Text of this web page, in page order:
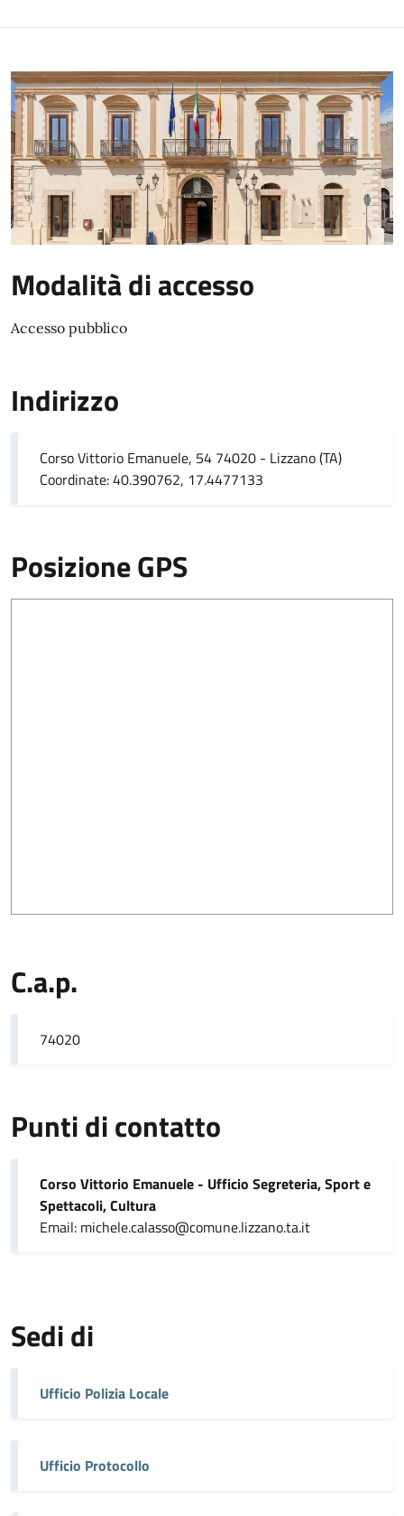
Modalità di accesso
Accesso pubblico
Indirizzo
Corso Vittorio Emanuele, 54 74020 - Lizzano (TA)
Coordinate: 40.390762, 17.4477133
Posizione GPS
C.a.p.
74020
Punti di contatto
Corso Vittorio Emanuele - Ufficio Segreteria, Sport e
Spettacoli, Cultura
Email: michele.calasso@comune.lizzano.ta.it
Sedi di
Ufficio Polizia Locale
Ufficio Protocollo